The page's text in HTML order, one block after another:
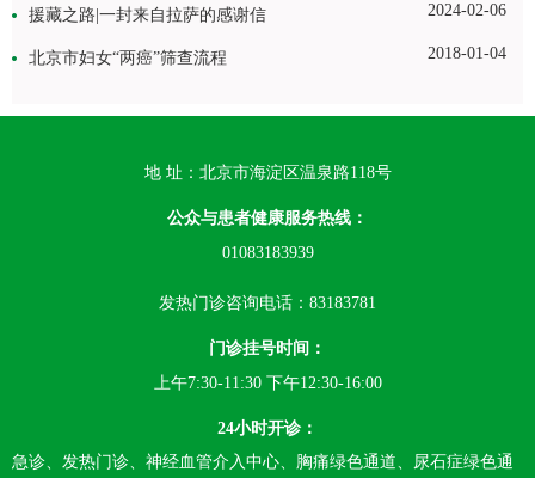
2024-02-06
援藏之路|一封来自拉萨的感谢信
2018-01-04
北京市妇女“两癌”筛查流程
地 址：北京市海淀区温泉路118号
公众与患者健康服务热线：
01083183939
发热门诊咨询电话：83183781
门诊挂号时间：
上午7:30-11:30 下午12:30-16:00
24小时开诊：
急诊、发热门诊、神经血管介入中心、胸痛绿色通道、尿石症绿色通